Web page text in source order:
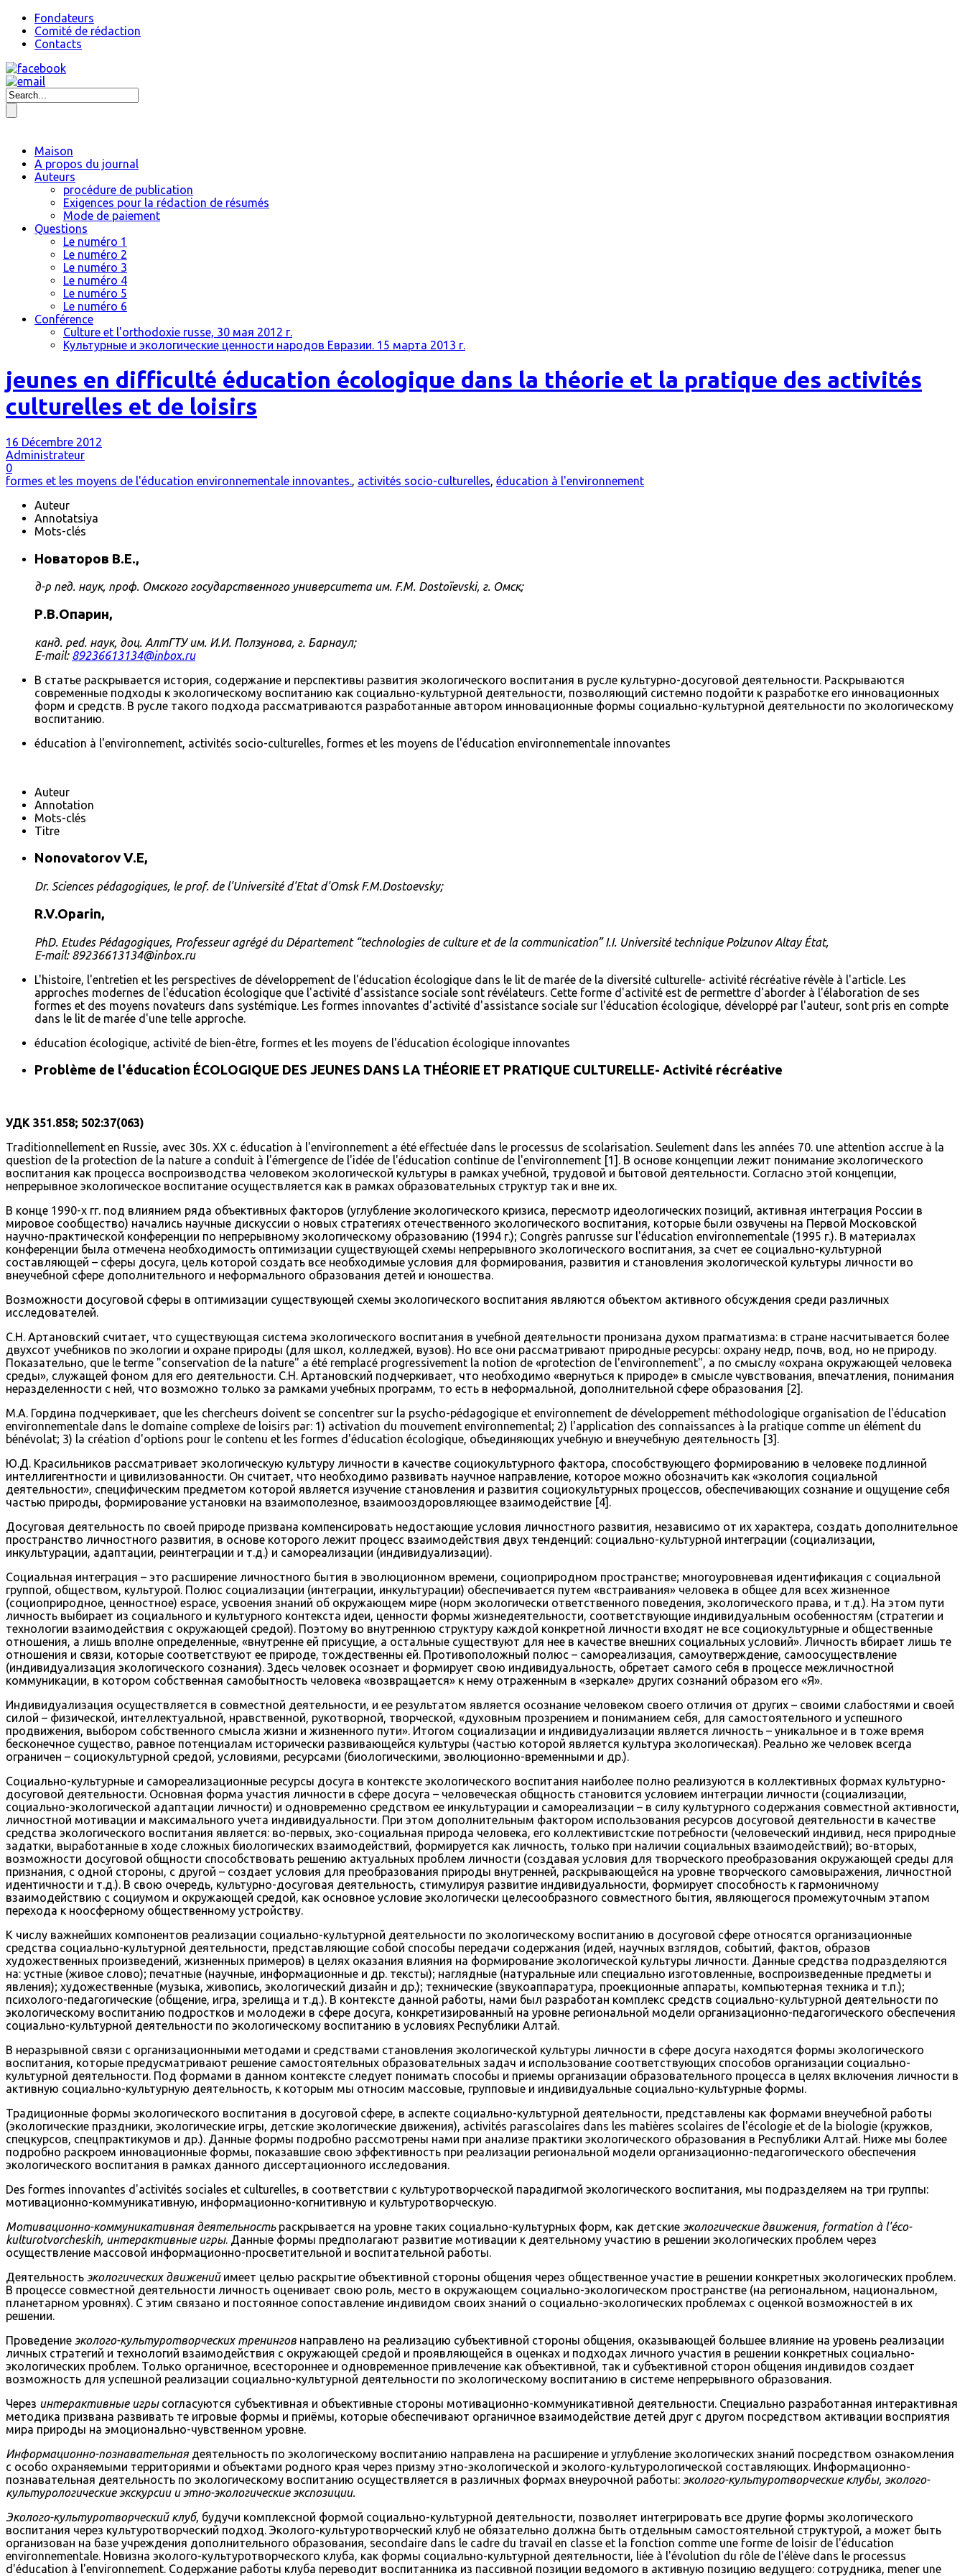
Fondateurs
Comité de rédaction
Contacts
Maison
A propos du journal
Auteurs
procédure de publication
Exigences pour la rédaction de résumés
Mode de paiement
Questions
Le numéro 1
Le numéro 2
Le numéro 3
Le numéro 4
Le numéro 5
Le numéro 6
Conférence
Culture et l'orthodoxie russe, 30 мая 2012 г.
Культурные и экологические ценности народов Евразии. 15 марта 2013 г.
jeunes en difficulté éducation écologique dans la théorie et la pratique des activités
culturelles et de loisirs
16 Décembre 2012
Administrateur
0
formes et les moyens de l'éducation environnementale innovantes., activités socio-culturelles, éducation à l'environnement
Auteur
Annotatsiya
Mots-clés
Новаторов В.Е.,
д-р пед. наук, проф. Омского государственного университета им. F.M. Dostoïevski, г. Омск;
Р.В.Опарин,
канд. ped. наук, доц. АлтГТУ им. И.И. Ползунова, г. Барнаул;
E-mail: 89236613134@inbox.ru
В статье раскрывается история, содержание и перспективы развития экологического воспитания в русле культурно-досуговой деятельности. Раскрываются
современные подходы к экологическому воспитанию как социально-культурной деятельности, позволяющий системно подойти к разработке его инновационных
форм и средств. В русле такого подхода рассматриваются разработанные автором инновационные формы социально-культурной деятельности по экологическому
воспитанию.
éducation à l'environnement, activités socio-culturelles, formes et les moyens de l'éducation environnementale innovantes
Auteur
Annotation
Mots-clés
Titre
Nonovatorov V.Е,
Dr. Sciences pédagogiques, le prof. de l'Université d'Etat d'Omsk F.M.Dostoevsky;
R.V.Oparin,
PhD. Etudes Pédagogiques, Professeur agrégé du Département “technologies de culture et de la communication” I.I. Université technique Polzunov Altay État,
E-mail: 89236613134@inbox.ru
L'histoire, l'entretien et les perspectives de développement de l'éducation écologique dans le lit de marée de la diversité culturelle- activité récréative révèle à l'article. Les
approches modernes de l'éducation écologique que l'activité d'assistance sociale sont révélateurs. Cette forme d'activité est de permettre d'aborder à l'élaboration de ses
formes et des moyens novateurs dans systémique. Les formes innovantes d'activité d'assistance sociale sur l'éducation écologique, développé par l'auteur, sont pris en compte
dans le lit de marée d'une telle approche.
éducation écologique, activité de bien-être, formes et les moyens de l'éducation écologique innovantes
Problème de l'éducation ÉCOLOGIQUE DES JEUNES DANS LA THÉORIE ET ​​PRATIQUE CULTURELLE- Activité récréative
УДК 351.858; 502:37(063)
Traditionnellement en Russie, avec 30s. XX c. éducation à l'environnement a été effectuée dans le processus de scolarisation. Seulement dans les années 70. une attention accrue à la
question de la protection de la nature a conduit à l'émergence de l'idée de l'éducation continue de l'environnement [1]. В основе концепции лежит понимание экологического
воспитания как процесса воспроизводства человеком экологической культуры в рамках учебной, трудовой и бытовой деятельности. Согласно этой концепции,
непрерывное экологическое воспитание осуществляется как в рамках образовательных структур так и вне их.
В конце 1990-х гг. под влиянием ряда объективных факторов (углубление экологического кризиса, пересмотр идеологических позиций, активная интеграция России в
мировое сообщество) начались научные дискуссии о новых стратегиях отечественного экологического воспитания, которые были озвучены на Первой Московской
научно-практической конференции по непрерывному экологическому образованию (1994 г.); Congrès panrusse sur l'éducation environnementale (1995 г.). В материалах
конференции была отмечена необходимость оптимизации существующей схемы непрерывного экологического воспитания, за счет ее социально-культурной
составляющей – сферы досуга, цель которой создать все необходимые условия для формирования, развития и становления экологической культуры личности во
внеучебной сфере дополнительного и неформального образования детей и юношества.
Возможности досуговой сферы в оптимизации существующей схемы экологического воспитания являются объектом активного обсуждения среди различных
исследователей.
С.Н. Артановский считает, что существующая система экологического воспитания в учебной деятельности пронизана духом прагматизма: в стране насчитывается более
двухсот учебников по экологии и охране природы (для школ, колледжей, вузов). Но все они рассматривают природные ресурсы: охрану недр, почв, вод, но не природу.
Показательно, que le terme "conservation de la nature" a été remplacé progressivement la notion de «protection de l'environnement", а по смыслу «охрана окружающей человека
среды», служащей фоном для его деятельности. С.Н. Артановский подчеркивает, что необходимо «вернуться к природе» в смысле чувствования, впечатления, понимания
неразделенности с ней, что возможно только за рамками учебных программ, то есть в неформальной, дополнительной сфере образования [2].
М.А. Гордина подчеркивает, que les chercheurs doivent se concentrer sur la psycho-pédagogique et environnement de développement méthodologique organisation de l'éducation
environnementale dans le domaine complexe de loisirs par: 1) activation du mouvement environnemental; 2) l'application des connaissances à la pratique comme un élément du
bénévolat; 3) la création d'options pour le contenu et les formes d'éducation écologique, объединяющих учебную и внеучебную деятельность [3].
Ю.Д. Красильников рассматривает экологическую культуру личности в качестве социокультурного фактора, способствующего формированию в человеке подлинной
интеллигентности и цивилизованности. Он считает, что необходимо развивать научное направление, которое можно обозначить как «экология социальной
деятельности», специфическим предметом которой является изучение становления и развития социокультурных процессов, обеспечивающих сознание и ощущение себя
частью природы, формирование установки на взаимополезное, взаимооздоровляющее взаимодействие [4].
Досуговая деятельность по своей природе призвана компенсировать недостающие условия личностного развития, независимо от их характера, создать дополнительное
пространство личностного развития, в основе которого лежит процесс взаимодействия двух тенденций: социально-культурной интеграции (социализации,
инкультурации, адаптации, реинтеграции и т.д.) и самореализации (индивидуализации).
Социальная интеграция – это расширение личностного бытия в эволюционном времени, социоприродном пространстве; многоуровневая идентификация с социальной
группой, обществом, культурой. Полюс социализации (интеграции, инкультурации) обеспечивается путем «встраивания» человека в общее для всех жизненное
(социоприродное, ценностное) espace, усвоения знаний об окружающем мире (норм экологически ответственного поведения, экологического права, и т.д.). На этом пути
личность выбирает из социального и культурного контекста идеи, ценности формы жизнедеятельности, соответствующие индивидуальным особенностям (стратегии и
технологии взаимодействия с окружающей средой). Поэтому во внутреннюю структуру каждой конкретной личности входят не все социокультурные и общественные
отношения, а лишь вполне определенные, «внутренне ей присущие, а остальные существуют для нее в качестве внешних социальных условий». Личность вбирает лишь те
отношения и связи, которые соответствуют ее природе, тождественны ей. Противоположный полюс – самореализация, самоутверждение, самоосуществление
(индивидуализация экологического сознания). Здесь человек осознает и формирует свою индивидуальность, обретает самого себя в процессе межличностной
коммуникации, в котором собственная самобытность человека «возвращается» к нему отраженным в «зеркале» других сознаний образом его «Я».
Индивидуализация осуществляется в совместной деятельности, и ее результатом является осознание человеком своего отличия от других – своими слабостями и своей
силой – физической, интеллектуальной, нравственной, рукотворной, творческой, «духовным прозрением и пониманием себя, для самостоятельного и успешного
продвижения, выбором собственного смысла жизни и жизненного пути». Итогом социализации и индивидуализации является личность – уникальное и в тоже время
бесконечное существо, равное потенциалам исторически развивающейся культуры (частью которой является культура экологическая). Реально же человек всегда
ограничен – социокультурной средой, условиями, ресурсами (биологическими, эволюционно-временными и др.).
Социально-культурные и самореализационные ресурсы досуга в контексте экологического воспитания наиболее полно реализуются в коллективных формах культурно-
досуговой деятельности. Основная форма участия личности в сфере досуга – человеческая общность становится условием интеграции личности (социализации,
социально-экологической адаптации личности) и одновременно средством ее инкультурации и самореализации – в силу культурного содержания совместной активности,
личностной мотивации и максимального учета индивидуальности. При этом дополнительным фактором использования ресурсов досуговой деятельности в качестве
средства экологического воспитания является: во-первых, эко-социальная природа человека, его коллективистские потребности (человеческий индивид, неся природные
задатки, выработанные в ходе сложных биологических взаимодействий, формируется как личность, только при наличии социальных взаимодействий); во-вторых,
возможности досуговой общности способствовать решению актуальных проблем личности (создавая условия для творческого преобразования окружающей среды для
признания, с одной стороны, с другой – создает условия для преобразования природы внутренней, раскрывающейся на уровне творческого самовыражения, личностной
идентичности и т.д.). В свою очередь, культурно-досуговая деятельность, стимулируя развитие индивидуальности, формирует способность к гармоничному
взаимодействию с социумом и окружающей средой, как основное условие экологически целесообразного совместного бытия, являющегося промежуточным этапом
перехода к ноосферному общественному устройству.
К числу важнейших компонентов реализации социально-культурной деятельности по экологическому воспитанию в досуговой сфере относятся организационные
средства социально-культурной деятельности, представляющие собой способы передачи содержания (идей, научных взглядов, событий, фактов, образов
художественных произведений, жизненных примеров) в целях оказания влияния на формирование экологической культуры личности. Данные средства подразделяются
на: устные (живое слово); печатные (научные, информационные и др. тексты); наглядные (натуральные или специально изготовленные, воспроизведенные предметы и
явления); художественные (музыка, живопись, экологический дизайн и др.); технические (звукоаппаратура, проекционные аппараты, компьютерная техника и т.п.);
психолого-педагогические (общение, игра, зрелища и т.д.). В контексте данной работы, нами был разработан комплекс средств социально-культурной деятельности по
экологическому воспитанию подростков и молодежи в сфере досуга, конкретизированный на уровне региональной модели организационно-педагогического обеспечения
социально-культурной деятельности по экологическому воспитанию в условиях Республики Алтай.
В неразрывной связи с организационными методами и средствами становления экологической культуры личности в сфере досуга находятся формы экологического
воспитания, которые предусматривают решение самостоятельных образовательных задач и использование соответствующих способов организации социально-
культурной деятельности. Под формами в данном контексте следует понимать способы и приемы организации образовательного процесса в целях включения личности в
активную социально-культурную деятельность, к которым мы относим массовые, групповые и индивидуальные социально-культурные формы.
Традиционные формы экологического воспитания в досуговой сфере, в аспекте социально-культурной деятельности, представлены как формами внеучебной работы
(экологические праздники, экологические игры, детские экологические движения), activités parascolaires dans les matières scolaires de l'écologie et de la biologie (кружков,
спецкурсов, спецпрактикумов и др.). Данные формы подробно рассмотрены нами при анализе практики экологического образования в Республики Алтай. Ниже мы более
подробно раскроем инновационные формы, показавшие свою эффективность при реализации региональной модели организационно-педагогического обеспечения
экологического воспитания в рамках данного диссертационного исследования.
Des formes innovantes d'activités sociales et culturelles, в соответствии с культуротворческой парадигмой экологического воспитания, мы подразделяем на три группы:
мотивационно-коммуникативную, информационно-когнитивную и культуротворческую.
Мотивационно-коммуникативная деятельностьраскрывается на уровне таких социально-культурных форм, как детские экологические движения, formation à l'éco-
kulturotvorcheskih, интерактивные игры. Данные формы предполагают развитие мотивации к деятельному участию в решении экологических проблем через
осуществление массовой информационно-просветительной и воспитательной работы.
Деятельность экологических движенийимеет целью раскрытие объективной стороны общения через общественное участие в решении конкретных экологических проблем.
В процессе совместной деятельности личность оценивает свою роль, место в окружающем социально-экологическом пространстве (на региональном, национальном,
планетарном уровнях). С этим связано и постоянное сопоставление индивидом своих знаний о социально-экологических проблемах с оценкой возможностей в их
решении.
Проведение эколого-культуротворческих тренингов направлено на реализацию субъективной стороны общения, оказывающей большее влияние на уровень реализации
личных стратегий и технологий взаимодействия с окружающей средой и проявляющейся в оценках и подходах личного участия в решении конкретных социально-
экологических проблем. Только органичное, всестороннее и одновременное привлечение как объективной, так и субъективной сторон общения индивидов создает
возможность для успешной реализации социально-культурной деятельности по экологическому воспитанию в системе непрерывного образования.
Через интерактивные игрысогласуются субъективная и объективные стороны мотивационно-коммуникативной деятельности. Специально разработанная интерактивная
методика призвана развивать те игровые формы и приёмы, которые обеспечивают органичное взаимодействие детей друг с другом посредством активации восприятия
мира природы на эмоционально-чувственном уровне.
Информационно-познавательнаядеятельность по экологическому воспитанию направлена на расширение и углубление экологических знаний посредством ознакомления
с особо охраняемыми территориями и объектами родного края через призму этно-экологической и эколого-культурологической составляющих. Информационно-
познавательная деятельность по экологическому воспитанию осуществляется в различных формах внеурочной работы: эколого-культуротворческие клубы, эколого-
культурологические экскурсии и этно-экологические экспозиции.
Эколого-культуротворческий клуб, будучи комплексной формой социально-культурной деятельности, позволяет интегрировать все другие формы экологического
воспитания через культуротворческий подход. Эколого-культуротворческий клуб не обязательно должна быть отдельным самостоятельной структурой, а может быть
организован на базе учреждения дополнительного образования, secondaire dans le cadre du travail en classe et la fonction comme une forme de loisir de l'éducation
environnementale. Новизна эколого-культуротворческого клуба, как формы социально-культурной деятельности, liée à l'évolution du rôle de l'élève dans le processus
d'éducation à l'environnement. Содержание работы клуба переводит воспитанника из пассивной позиции ведомого в активную позицию ведущего: сотрудника, mener une